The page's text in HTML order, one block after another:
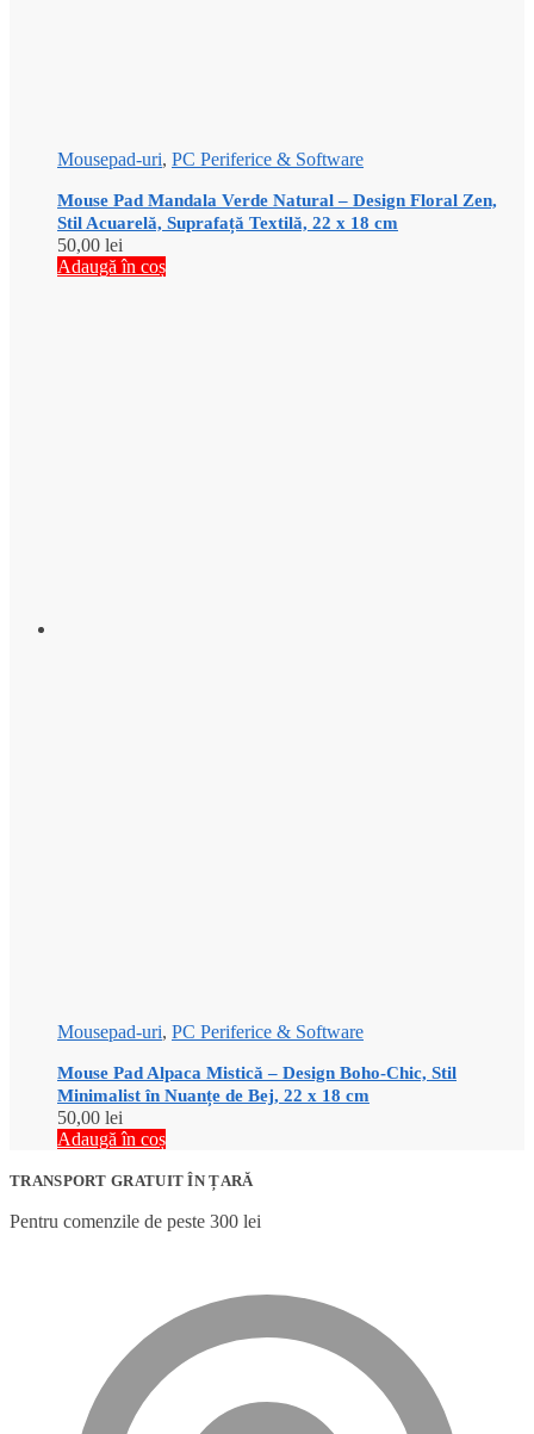
Mousepad-uri, PC Periferice & Software
Mouse Pad Mandala Verde Natural – Design Floral Zen,
Stil Acuarelă, Suprafață Textilă, 22 x 18 cm
50,00 lei
Adaugă în coș
Mousepad-uri, PC Periferice & Software
Mouse Pad Alpaca Mistică – Design Boho-Chic, Stil
Minimalist în Nuanțe de Bej, 22 x 18 cm
50,00 lei
Adaugă în coș
TRANSPORT GRATUIT ÎN ȚARĂ
Pentru comenzile de peste 300 lei